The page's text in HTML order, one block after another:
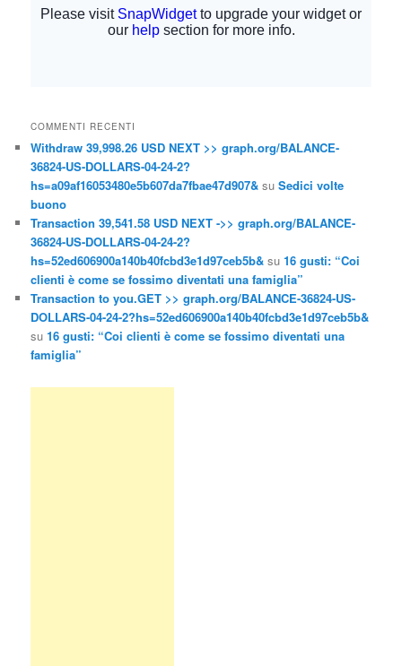
COMMENTI RECENTI
Withdraw 39,998.26 USD NEXT >> graph.org/BALANCE-
36824-US-DOLLARS-04-24-2?
hs=a09af16053480e5b607da7fbae47d907& suSedici volte
buono
Transaction 39,541.58 USD NEXT ->> graph.org/BALANCE-
36824-US-DOLLARS-04-24-2?
hs=52ed606900a140b40fcbd3e1d97ceb5b& su16 gusti: “Coi
clienti è come se fossimo diventati una famiglia”
Transaction to you.GET >> graph.org/BALANCE-36824-US-
DOLLARS-04-24-2?hs=52ed606900a140b40fcbd3e1d97ceb5b&
su16 gusti: “Coi clienti è come se fossimo diventati una
famiglia”